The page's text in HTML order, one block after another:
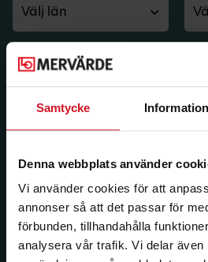
Samtycke Information
Denna webbplats använder
Vi använder cookies för att
annonser så att det passar för
förbunden, tillhandahålla
analysera vår trafik. Vi delar även
Jag vill ha e-post om aktuella
medlemsförmåner från LO
kommer att hantera mina
kan när som helst avsluta